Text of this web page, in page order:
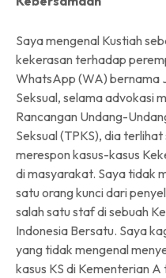
Saya mengenal Kustiah
kekerasan terhadap
WhatsApp (WA) bernama
Seksual, selama advokasi
Rancangan Undang-
Seksual (TPKS), dia
merespon kasus-kasus
di masyarakat. Saya tidak
satu orang kunci dari
salah satu staf di sebuah
Indonesia Bersatu. Saya
yang tidak mengenal
kasus KS di Kementerian